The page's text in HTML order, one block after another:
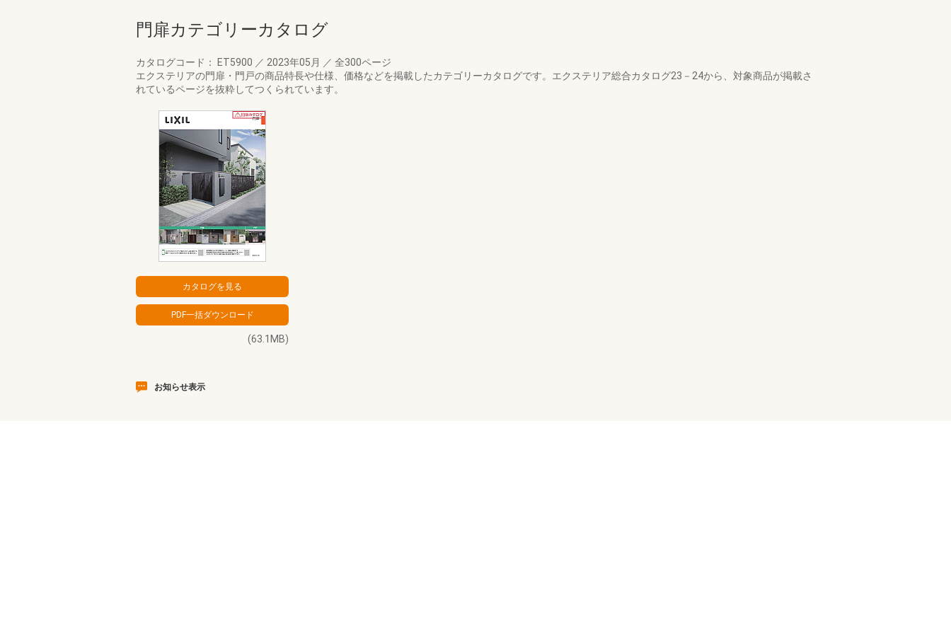
門扉カテゴリーカタログ
カタログコード： ET5900 ／ 2023年05月 ／ 全300ページ
エクステリアの門扉・門戸の商品特長や仕様、価格などを掲載したカテゴリーカタログです。エクステリア総合カタログ23－24から、対象商品が掲載さ
れているページを抜粋してつくられています。
(63.1MB)
お知らせ表示